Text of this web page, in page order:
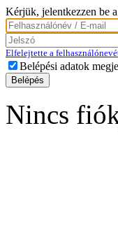
Kérjük, jelentkezzen be
Elfelejtette a
Belépési adatok
Nincs